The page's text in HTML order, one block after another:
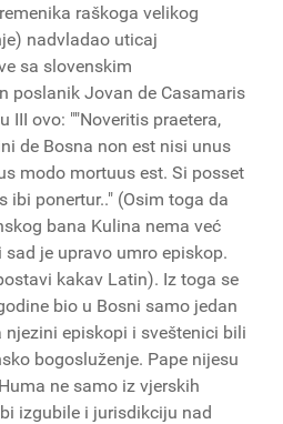
raškoga velikog
nadvladao uticaj
sa slovenskim
poslanik Jovan de Casamaris
III ovo: ""Noveritis praetera,
de Bosna non est nisi unus
modo mortuus est. Si posset
ponertur.." (Osim toga da
bana Kulina nema već
je upravo umro episkop.
kakav Latin). Iz toga se
bio u Bosni samo jedan
episkopi i sveštenici bili
bogosluženje. Pape nijesu
ne samo iz vjerskih
izgubile i jurisdikciju nad